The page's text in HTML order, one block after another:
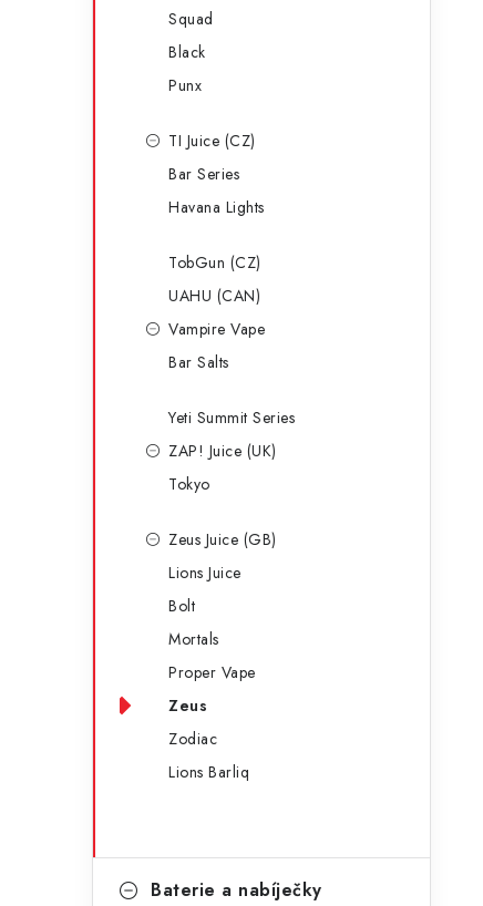
Squad
Black
Punx
TI Juice (CZ)
Bar Series
Havana Lights
TobGun (CZ)
UAHU (CAN)
Vampire Vape
Bar Salts
Yeti Summit Series
ZAP! Juice (UK)
Tokyo
Zeus Juice (GB)
Lions Juice
Bolt
Mortals
Proper Vape
Zeus
Zodiac
Lions Barliq
Baterie a nabíječky